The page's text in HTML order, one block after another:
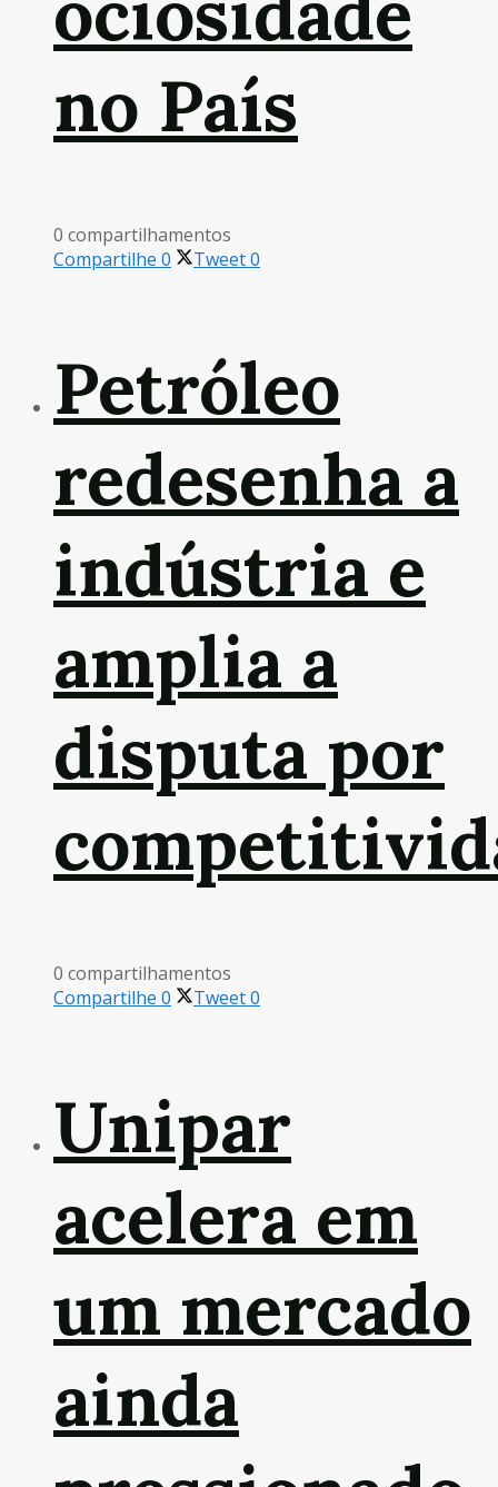
no País
0 compartilhamentos
Compartilhe 0 Tweet0
Petróleo
redesenha a
indústria e
amplia a
disputa por
0 compartilhamentos
Compartilhe 0 Tweet0
Unipar
acelera em
um mercado
ainda